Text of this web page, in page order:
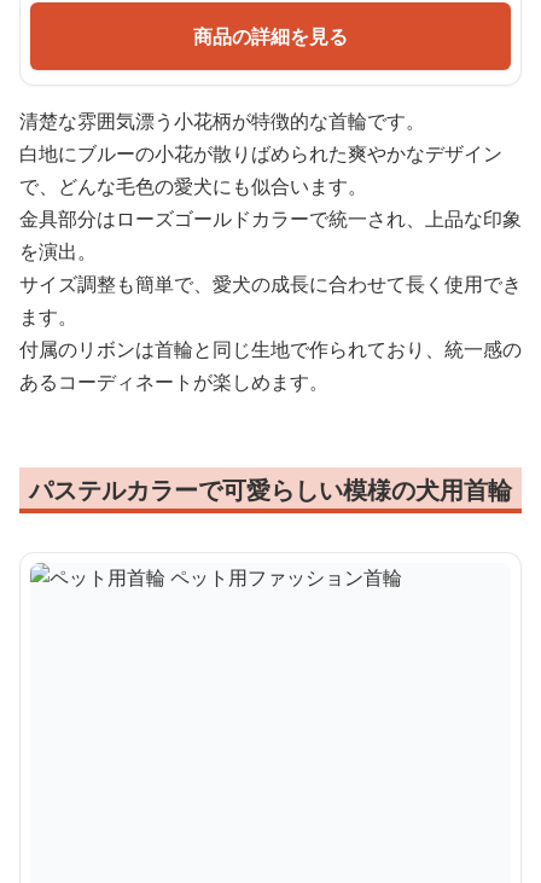
商品の詳細を見る
清楚な雰囲気漂う小花柄が特徴的な首輪です。
白地にブルーの小花が散りばめられた爽やかなデザイン
で、どんな毛色の愛犬にも似合います。
金具部分はローズゴールドカラーで統一され、上品な印象
を演出。
サイズ調整も簡単で、愛犬の成長に合わせて長く使用でき
ます。
付属のリボンは首輪と同じ生地で作られており、統一感の
あるコーディネートが楽しめます。
パステルカラーで可愛らしい模様の犬用首輪